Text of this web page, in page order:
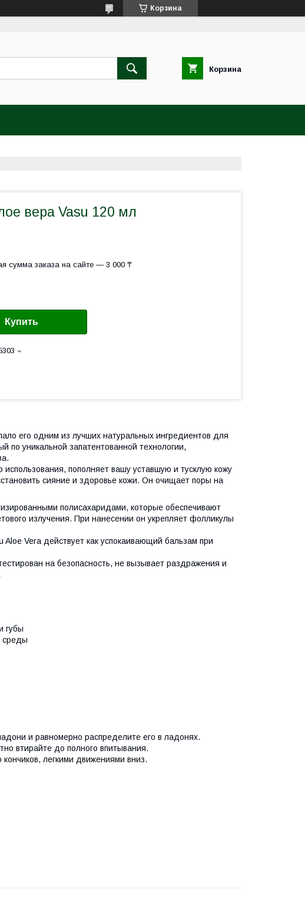
Корзина
Корзина
вера Vasu 120 мл
сумма заказа на сайте — 3 000 ₸
Купить
его одним из лучших натуральных ингредиентов для
по уникальной запатентованной технологии,
пополняет вашу уставшую и тусклую кожу
сияние и здоровье кожи. Он очищает поры на
полисахаридами, которые обеспечивают
излучения. При нанесении он укрепляет фолликулы
Vera действует как успокаивающий бальзам при
на безопасность, не вызывает раздражения и
губы
среды
и равномерно распределите его в ладонях.
втирайте до полного впитывания.
легкими движениями вниз.